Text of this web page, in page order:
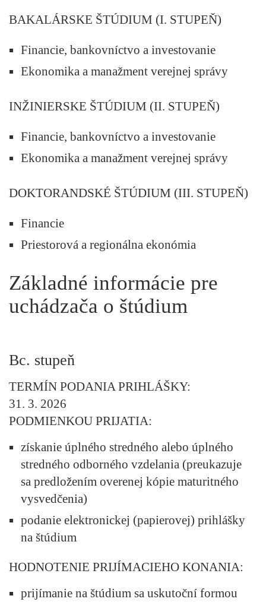
BAKALÁRSKE ŠTÚDIUM (I. STUPEŇ)
Financie, bankovníctvo a investovanie
Ekonomika a manažment verejnej správy
INŽINIERSKE ŠTÚDIUM (II. STUPEŇ)
Financie, bankovníctvo a investovanie
Ekonomika a manažment verejnej správy
DOKTORANDSKÉ ŠTÚDIUM (III. STUPEŇ)
Financie
Priestorová a regionálna ekonómia
Základné informácie pre
uchádzača o štúdium
Bc. stupeň
TERMÍN PODANIA PRIHLÁŠKY:
31. 3. 2026
PODMIENKOU PRIJATIA:
získanie úplného stredného alebo úplného
stredného odborného vzdelania (preukazuje
sa predložením overenej kópie maturitného
vysvedčenia)
podanie elektronickej (papierovej) prihlášky
na štúdium
HODNOTENIE PRIJÍMACIEHO KONANIA:
prijímanie na štúdium sa uskutoční formou